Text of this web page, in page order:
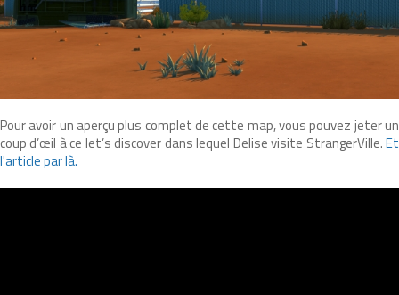
Pour avoir un aperçu plus complet de cette map, vous pouvez jeter un
coup d’œil à ce let’s discover dans lequel Delise visite StrangerVille.Et
l'article par là.